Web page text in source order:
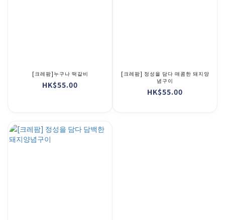
[크레팜]누구나 떡갈비
HK$55.00
[크레팜] 정성을 담다 매콤한 돼지양
념구이
HK$55.00